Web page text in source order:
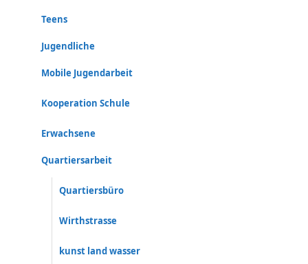
Teens
Jugendliche
Mobile Jugendarbeit
Kooperation Schule
Erwachsene
Quartiersarbeit
Quartiersbüro
Wirthstrasse
kunst land wasser